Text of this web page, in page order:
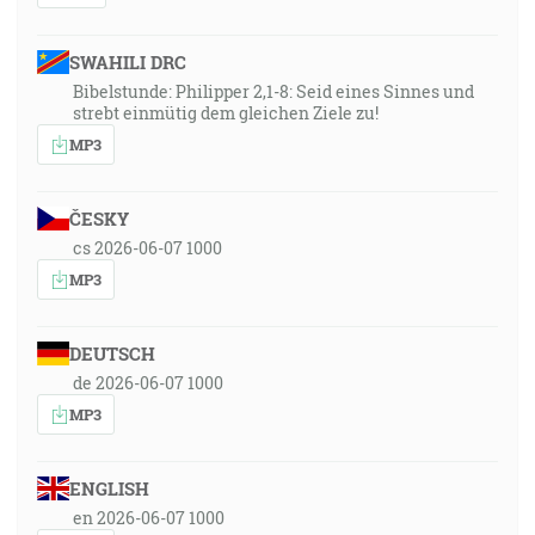
SWAHILI DRC
Bibelstunde: Philipper 2,1-8: Seid eines Sinnes und
strebt einmütig dem gleichen Ziele zu!
MP3
ČESKY
cs 2026-06-07 1000
MP3
DEUTSCH
de 2026-06-07 1000
MP3
ENGLISH
en 2026-06-07 1000